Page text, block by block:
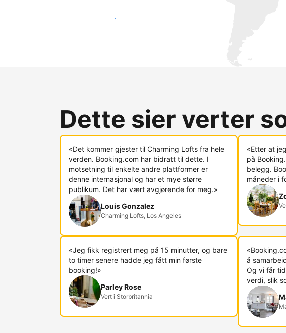
Nå ut til nye gjester i dag
Dette sier verter
«Det kommer gjester til Charming Lofts fra hele
verden. Booking.com har bidratt til dette. I
motsetning til enkelte andre plattformer er
denne internasjonal og har et mye større
publikum. Det har vært avgjørende for meg.»
Louis Gonzalez
Charming Lofts, Los Angeles
«Etter at
på
belegg.
måneder i
«Jeg fikk registrert meg på 15 minutter, og bare
to timer senere hadde jeg fått min første
booking!»
Parley Rose
Vert i Storbritannia
å
Og vi får
verdi, slik